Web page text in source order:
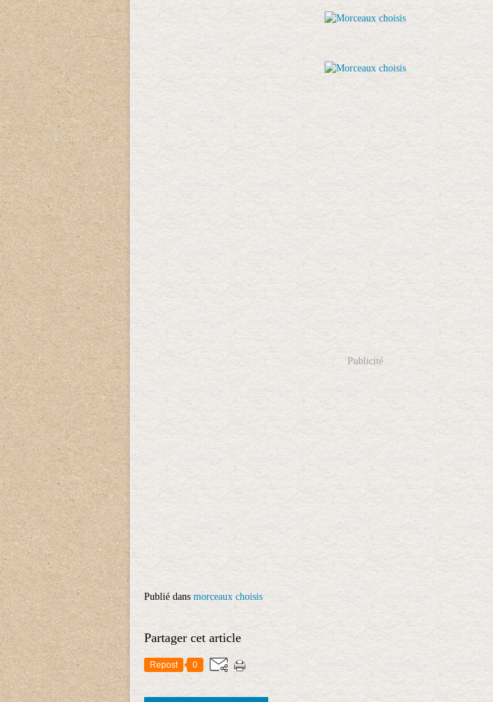
Publicité
Publié dans morceaux choisis
Partager cet article
Repost 0